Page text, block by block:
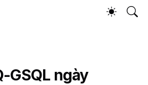
GSQL ngày